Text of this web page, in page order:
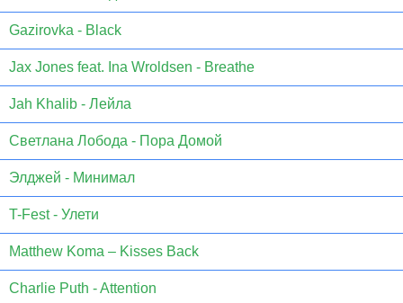
Gazirovka - Black
Jax Jones feat. Ina Wroldsen - Breathe
Jah Khalib - Лейла
Светлана Лобода - Пора Домой
Элджей - Минимал
T-Fest - Улети
Matthew Koma – Kisses Back
Charlie Puth - Attention